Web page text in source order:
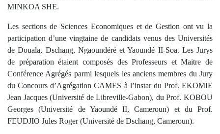
MINKOA SHE.
Les sections de Sciences Economiques et de Gestion ont vu la
participation d’une vingtaine de candidats venus des Universités
de Douala, Dschang, Ngaoundéré et Yaoundé II-Soa. Les Jurys
de préparation étaient composés des Professeurs et Maitre de
Conférence Agrégés parmi lesquels les anciens membres du Jury
du Concours d’Agrégation CAMES à l’instar du Prof. EKOMIE
Jean Jacques (Université de Libreville-Gabon), du Prof. KOBOU
Georges (Université de Yaoundé II, Cameroun) et du Prof.
FEUDJIO Jules Roger (Université de Dschang, Cameroun).